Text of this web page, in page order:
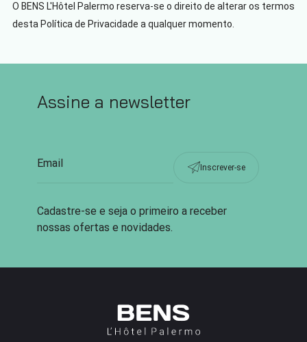
O BENS L'Hôtel Palermo reserva-se o direito de alterar os termos
desta Política de Privacidade a qualquer momento.
Assine a newsletter
Inscrever-se
Cadastre-se e seja o primeiro a receber
nossas ofertas e novidades.